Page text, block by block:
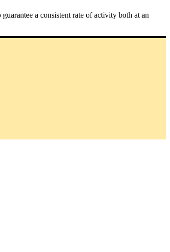
a consistent rate of activity both at an